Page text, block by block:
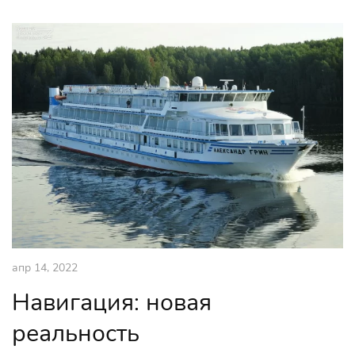
апр 14, 2022
Навигация: новая
реальность